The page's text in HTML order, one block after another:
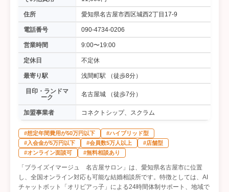
住所 愛知県名古屋市西区城西2丁目17-9
電話番号 090-4734-0206
営業時間 9:00〜19:00
定休日 不定休
最寄り駅 浅間町駅 （徒歩8分）
目印・ランドマ
ーク
名古屋城 （徒歩7分）
加盟事業者 コネクトシップ、スクラム
#想定年間費用が50万円以下
#ハイブリッド型
#入会金が5万円以下
#会員数5万人以上
#店舗型
#オンライン面談可
#無料相談あり
「ブライズイマージュ 名古屋サロン」は、愛知県名古屋市に位置
し、全国オンライン対応も可能な結婚相談所です。特徴としては、AI
チャットボット「オリビアっ子」による24時間体制サポート、地域で